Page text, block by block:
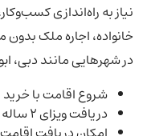
نیاز به راه‌اندازی
خانواده، اجاره ملک
در شهرهایی مانند دبی،
شروع اقامت با خرید ملک از
دریافت ویزای ۲ ساله یا ۱۰ ساله قابل تمدید